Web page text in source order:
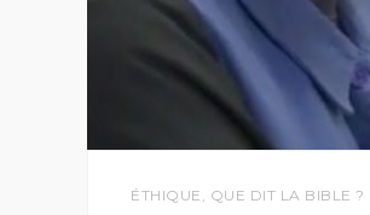
ÉTHIQUE , QUE DIT LA BIBLE ?